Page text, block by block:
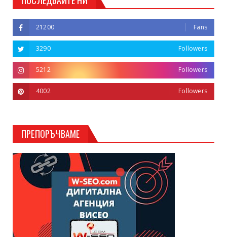
21200 Fans
3290 Followers
5212 Followers
4002 Followers
ПРЕПОРЪЧВАМЕ